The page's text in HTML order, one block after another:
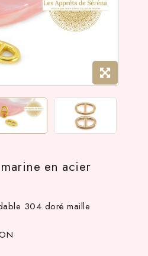
en acier
304 doré maille